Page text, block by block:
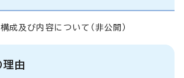
成及び内容について（非公開）
由